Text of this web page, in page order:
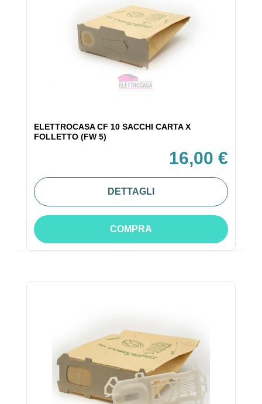
ELETTROCASA CF 10 SACCHI CARTA X
FOLLETTO (FW 5)
16,00 €
DETTAGLI
COMPRA